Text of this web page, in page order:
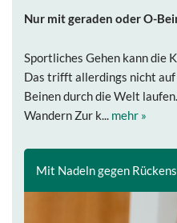
Nur mit geraden oder O-
Sportliches Gehen kann die
Das trifft allerdings nicht auf
Beinen durch die Welt
Wandern Zur k... mehr »
Mit Nadeln gegen